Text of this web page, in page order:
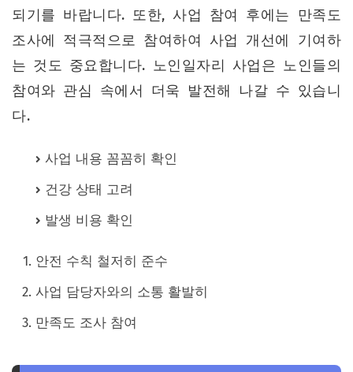
되기를 바랍니다. 또한, 사업 참여 후에는 만족도
조사에 적극적으로 참여하여 사업 개선에 기여하
는 것도 중요합니다. 노인일자리 사업은 노인들의
참여와 관심 속에서 더욱 발전해 나갈 수 있습니
다.
사업 내용 꼼꼼히 확인
건강 상태 고려
발생 비용 확인
안전 수칙 철저히 준수
사업 담당자와의 소통 활발히
만족도 조사 참여